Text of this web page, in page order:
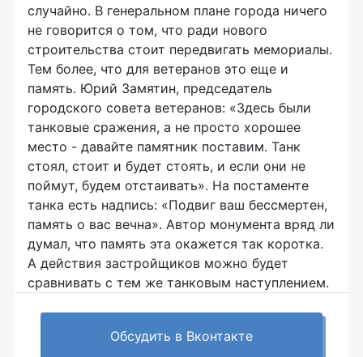
случайно. В генеральном плане города ничего
не говорится о том, что ради нового
строительства стоит передвигать мемориалы.
Тем более, что для ветеранов это еще и
память. Юрий Замятин, председатель
городского совета ветеранов: «Здесь были
танковые сражения, а не просто хорошее
место - давайте памятник поставим. Танк
стоял, стоит и будет стоять, и если они не
поймут, будем отстаивать». На постаменте
танка есть надпись: «Подвиг ваш бессмертен,
память о вас вечна». Автор монумента вряд ли
думал, что память эта окажется так коротка.
А действия застройщиков можно будет
сравнивать с тем же танковым наступлением.
Обсудить в Вконтакте